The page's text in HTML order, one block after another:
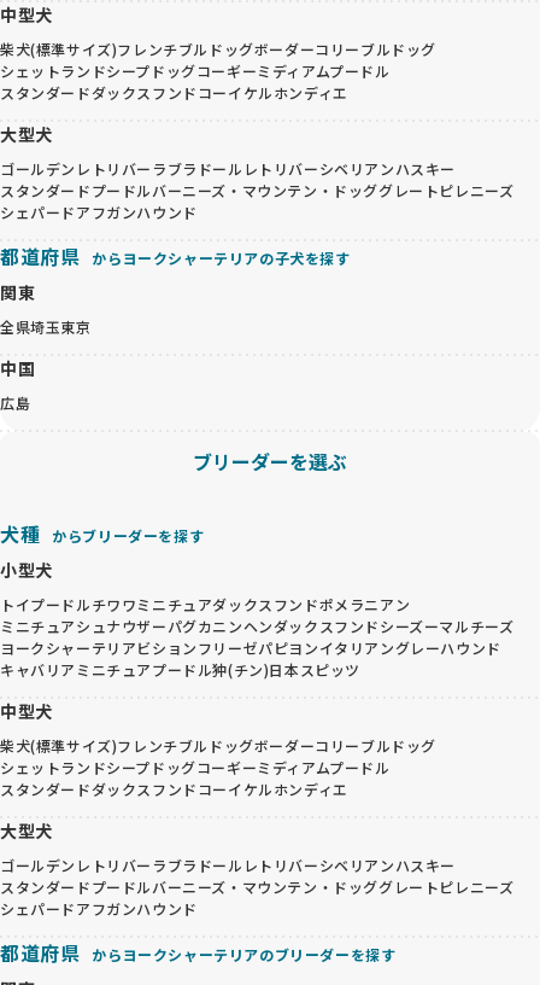
中型犬
柴犬(標準サイズ)フレンチブルドッグボーダーコリーブルドッグ
シェットランドシープドッグコーギーミディアムプードル
スタンダードダックスフンドコーイケルホンディエ
大型犬
ゴールデンレトリバー ラブラドールレトリバーシベリアンハスキー
スタンダードプードルバーニーズ・マウンテン・ドッググレートピレニーズ
シェパードアフガンハウンド
都道府県 からヨークシャーテリアの子犬を探す
関東
全県埼玉東京
中国
広島
ブリーダーを選ぶ
犬種 からブリーダーを探す
小型犬
トイプードルチワワミニチュアダックスフンドポメラニアン
ミニチュアシュナウザーパグカニンヘンダックスフンドシーズーマルチーズ
ヨークシャーテリアビションフリーゼパピヨンイタリアングレーハウンド
キャバリア ミニチュアプードル狆(チン)日本スピッツ
中型犬
柴犬(標準サイズ)フレンチブルドッグボーダーコリーブルドッグ
シェットランドシープドッグコーギーミディアムプードル
スタンダードダックスフンドコーイケルホンディエ
大型犬
ゴールデンレトリバー ラブラドールレトリバーシベリアンハスキー
スタンダードプードルバーニーズ・マウンテン・ドッググレートピレニーズ
シェパードアフガンハウンド
都道府県 からヨークシャーテリアのブリーダーを探す